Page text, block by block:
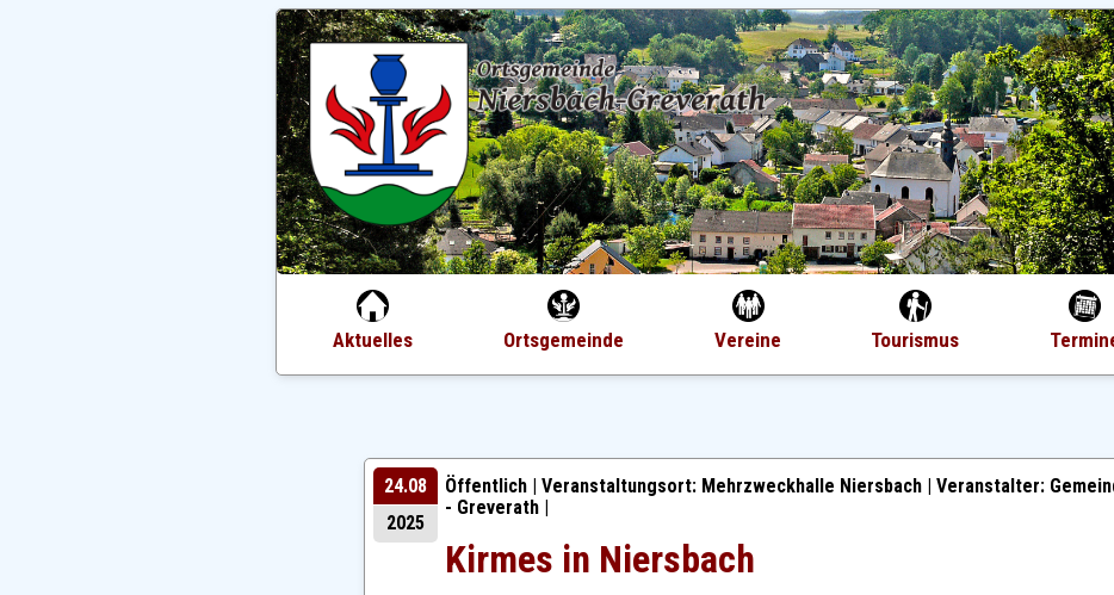
Aktuelles Ortsgemeinde Vereine Tourismus
24.08
2025
Öffentlich | Veranstaltungsort: Mehrzweckhalle Niersbach | Veranstalter:
- Greverath |
Kirmes in Niersbach